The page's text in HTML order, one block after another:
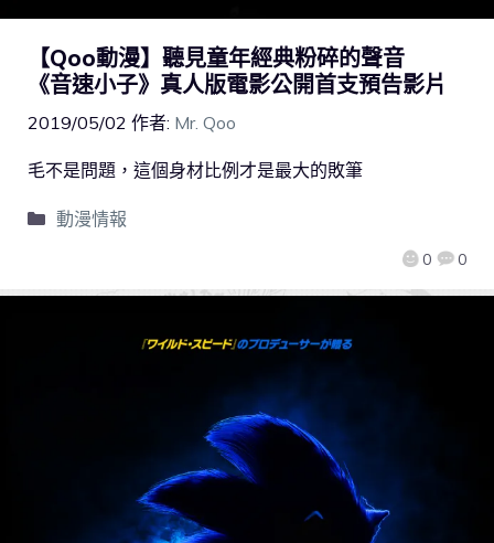
【Qoo動漫】聽見童年經典粉碎的聲音
《音速小子》真人版電影公開首支預告影片
2019/05/02 作者: Mr. Qoo
0 0
毛不是問題，這個身材比例才是最大的敗筆
動漫情報